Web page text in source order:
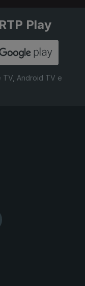
RTP Play
TV, Android TV e